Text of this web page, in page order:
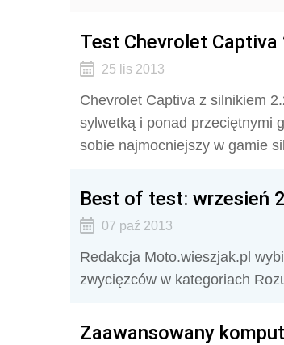
Test Chevrolet
25 lis 2013
Chevrolet Captiva z silnikiem
sylwetką i ponad przeciętnymi
sobie najmocniejszy w gamie
Best of test: wrzesień
07 paź 2013
Redakcja Moto.wieszjak.pl
zwycięzców w kategoriach
Zaawansowany